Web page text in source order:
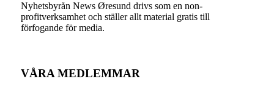
Nyhetsbyrån News Øresund drivs som en non-
profitverksamhet och ställer allt material gratis till
förfogande för media.
VÅRA MEDLEMMAR